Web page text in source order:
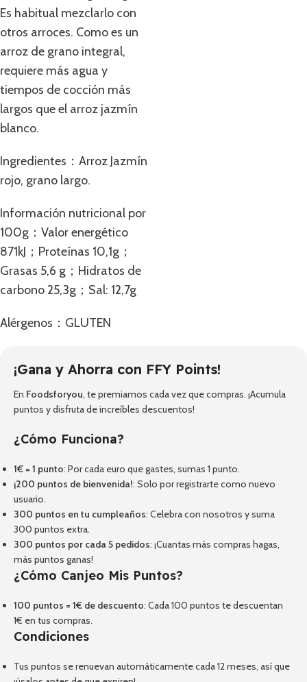
Es habitual mezclarlo con
otros arroces. Como es un
arroz de grano integral,
requiere más agua y
tiempos de cocción más
largos que el arroz jazmín
blanco.
Ingredientes：Arroz Jazmín
rojo, grano largo.
Información nutricional por
100g：Valor energético
871kJ；Proteínas 10,1g；
Grasas 5,6 g；Hidratos de
carbono 25,3g；Sal: 12,7g
Alérgenos：GLUTEN
¡Gana y Ahorra con FFY Points!
En Foodsforyou, te premiamos cada vez que compras. ¡Acumula
puntos y disfruta de increíbles descuentos!
¿Cómo Funciona?
1€ = 1 punto: Por cada euro que gastes, sumas 1 punto.
¡200 puntos de bienvenida!: Solo por registrarte como nuevo
usuario.
300 puntos en tu cumpleaños: Celebra con nosotros y suma
300 puntos extra.
300 puntos por cada 5 pedidos: ¡Cuantas más compras hagas,
más puntos ganas!
¿Cómo Canjeo Mis Puntos?
100 puntos = 1€ de descuento: Cada 100 puntos te descuentan
1€ en tus compras.
Condiciones
Tus puntos se renuevan automáticamente cada 12 meses, así que